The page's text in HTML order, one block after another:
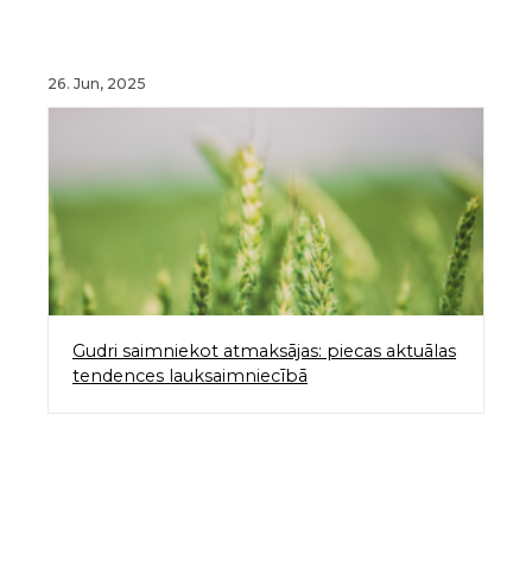
26. Jun, 2025
Gudri saimniekot atmaksājas: piecas aktuālas
tendences lauksaimniecībā